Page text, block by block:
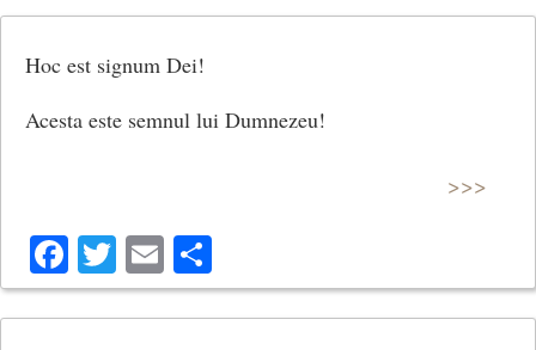
Hoc est signum Dei!
Acesta este semnul lui Dumnezeu!
>>>
Facebook
Twitter
Email